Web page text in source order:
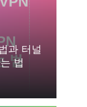
과 터널
법